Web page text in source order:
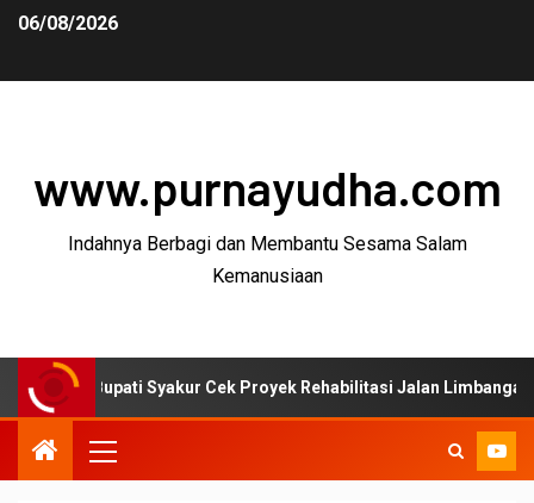
06/08/2026
www.purnayudha.com
Indahnya Berbagi dan Membantu Sesama Salam
Kemanusiaan
Syakur Cek Proyek Rehabilitasi Jalan Limbangan–Selaawi